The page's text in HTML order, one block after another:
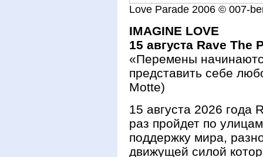
Love Parade 2006 © 007-
IMAGINE LOVE
15 августа Rave The
«Перемены
представить себе
Motte)
15 августа 2026 года
раз пройдет по
поддержку мира,
движущей силой